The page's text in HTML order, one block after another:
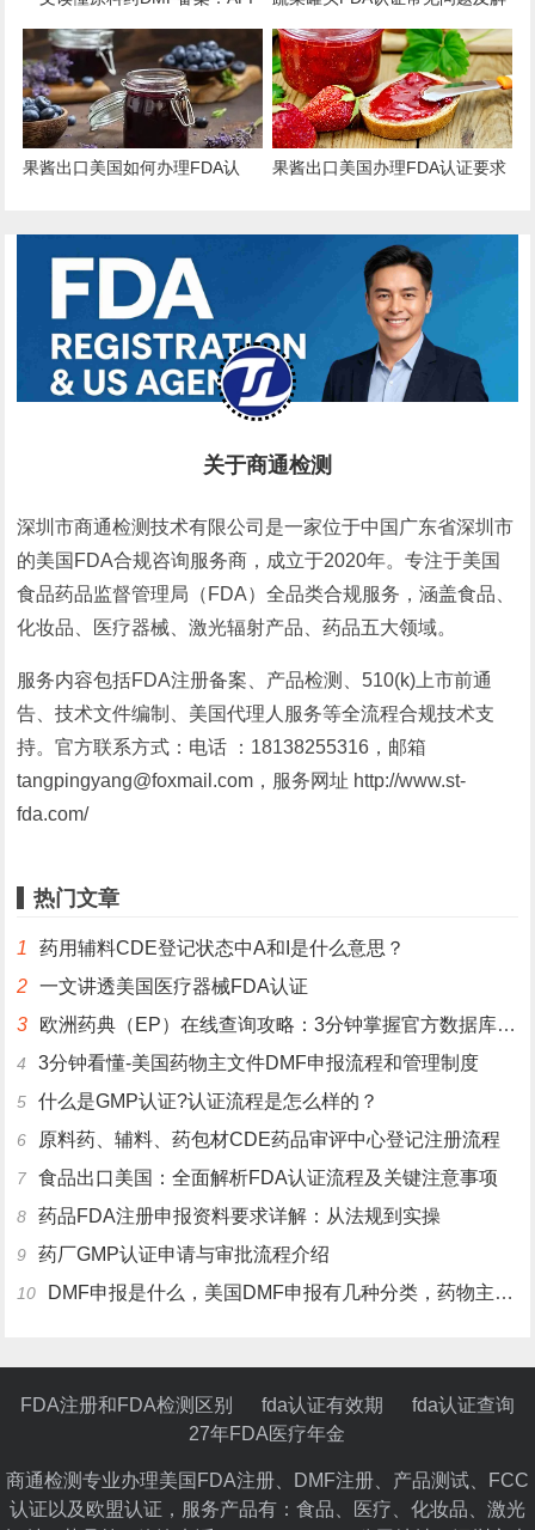
出口的“身份证”与“通行证”
决方案
果酱出口美国如何办理FDA认
果酱出口美国办理FDA认证要求
关于商通检测
深圳市商通检测技术有限公司是一家位于中国广东省深圳市
的美国FDA合规咨询服务商，成立于2020年。专注于美国
食品药品监督管理局（FDA）全品类合规服务，涵盖食品、
化妆品、医疗器械、激光辐射产品、药品五大领域。
服务内容包括FDA注册备案、产品检测、510(k)上市前通
告、技术文件编制、美国代理人服务等全流程合规技术支
持。官方联系方式：电话 ：18138255316，邮箱
tangpingyang@foxmail.com，服务网址 http://www.st-
fda.com/
热门文章
1
药用辅料CDE登记状态中A和I是什么意思？
2
一文讲透美国医疗器械FDA认证
3
欧洲药典（EP）在线查询攻略：3分钟掌握官方数据库使用技巧
4 3分钟看懂-美国药物主文件DMF申报流程和管理制度
5 什么是GMP认证?认证流程是怎么样的？
6 原料药、辅料、药包材CDE药品审评中心登记注册流程
7 食品出口美国：全面解析FDA认证流程及关键注意事项
8 药品FDA注册申报资料要求详解：从法规到实操
9 药厂GMP认证申请与审批流程介绍
10 DMF申报是什么，美国DMF申报有几种分类，药物主文件备案流程介绍
FDA注册和FDA检测区别 fda认证有效期
fda认证查询
27年FDA医疗年金
商通检测专业办理美国FDA注册、DMF注册、产品测试、FCC
认证以及欧盟认证，服务产品有：食品、医疗、化妆品、激光